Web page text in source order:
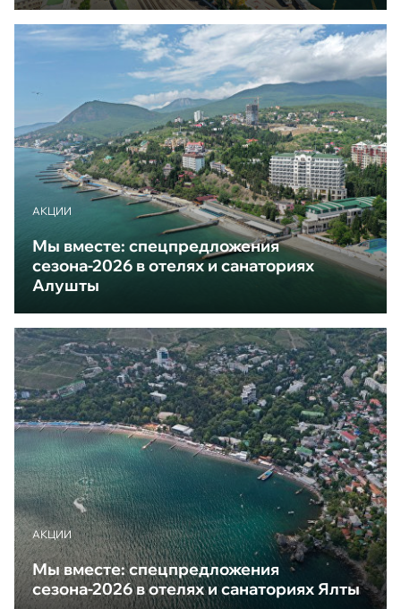
АКЦИИ
Мы вместе: спецпредложения
сезона-2026 в отелях и санаториях
Алушты
АКЦИИ
Мы вместе: спецпредложения
сезона-2026 в отелях и санаториях Ялты